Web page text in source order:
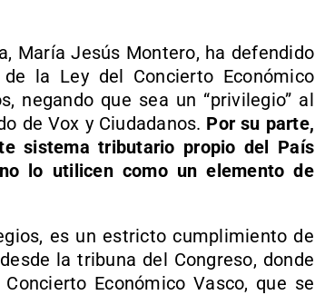
María Jesús Montero, ha defendido
la Ley del Concierto Económico
negando que sea un “privilegio” al
de Vox y Ciudadanos. Por su parte,
sistema tributario propio del País
lo utilicen como un elemento de
es un estricto cumplimiento de
la tribuna del Congreso, donde
Económico Vasco, que se